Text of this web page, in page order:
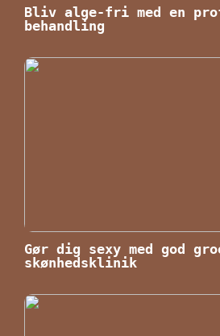
Bliv alge-fri med en
behandling
Gør dig sexy med god
skønhedsklinik